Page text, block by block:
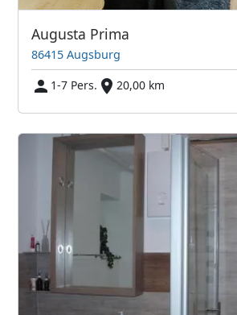
Augusta Prima
86415 Augsburg
1-7 Pers.
20,00 km